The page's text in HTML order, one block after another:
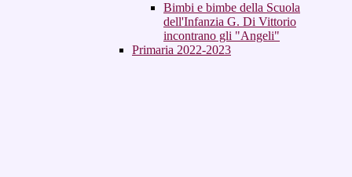
Bimbi e bimbe della Scuola
dell'Infanzia G. Di Vittorio
incontrano gli "Angeli"
Primaria 2022-2023